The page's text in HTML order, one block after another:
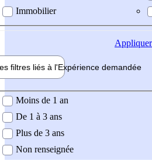
Immobilier
Appliquer
filtres liés à l'Expérience demandée
demandée
Moins de 1 an
De 1 à 3 ans
Plus de 3 ans
Non renseignée